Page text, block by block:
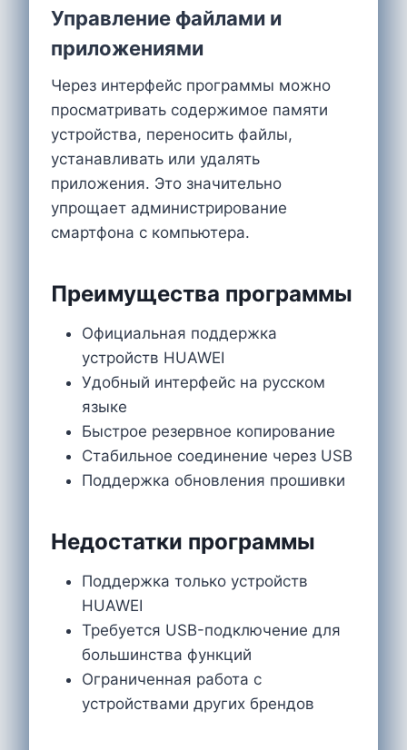
Управление файлами и
приложениями
Через интерфейс программы можно
просматривать содержимое памяти
устройства, переносить файлы,
устанавливать или удалять
приложения. Это значительно
упрощает администрирование
смартфона с компьютера.
Преимущества программы
Официальная поддержка
устройств HUAWEI
Удобный интерфейс на русском
языке
Быстрое резервное копирование
Стабильное соединение через USB
Поддержка обновления прошивки
Недостатки программы
Поддержка только устройств
HUAWEI
Требуется USB-подключение для
большинства функций
Ограниченная работа с
устройствами других брендов